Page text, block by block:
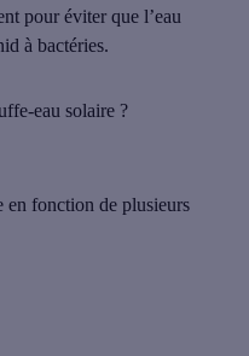
pour éviter que l’eau
à bactéries.
eau solaire ?
en fonction de plusieurs